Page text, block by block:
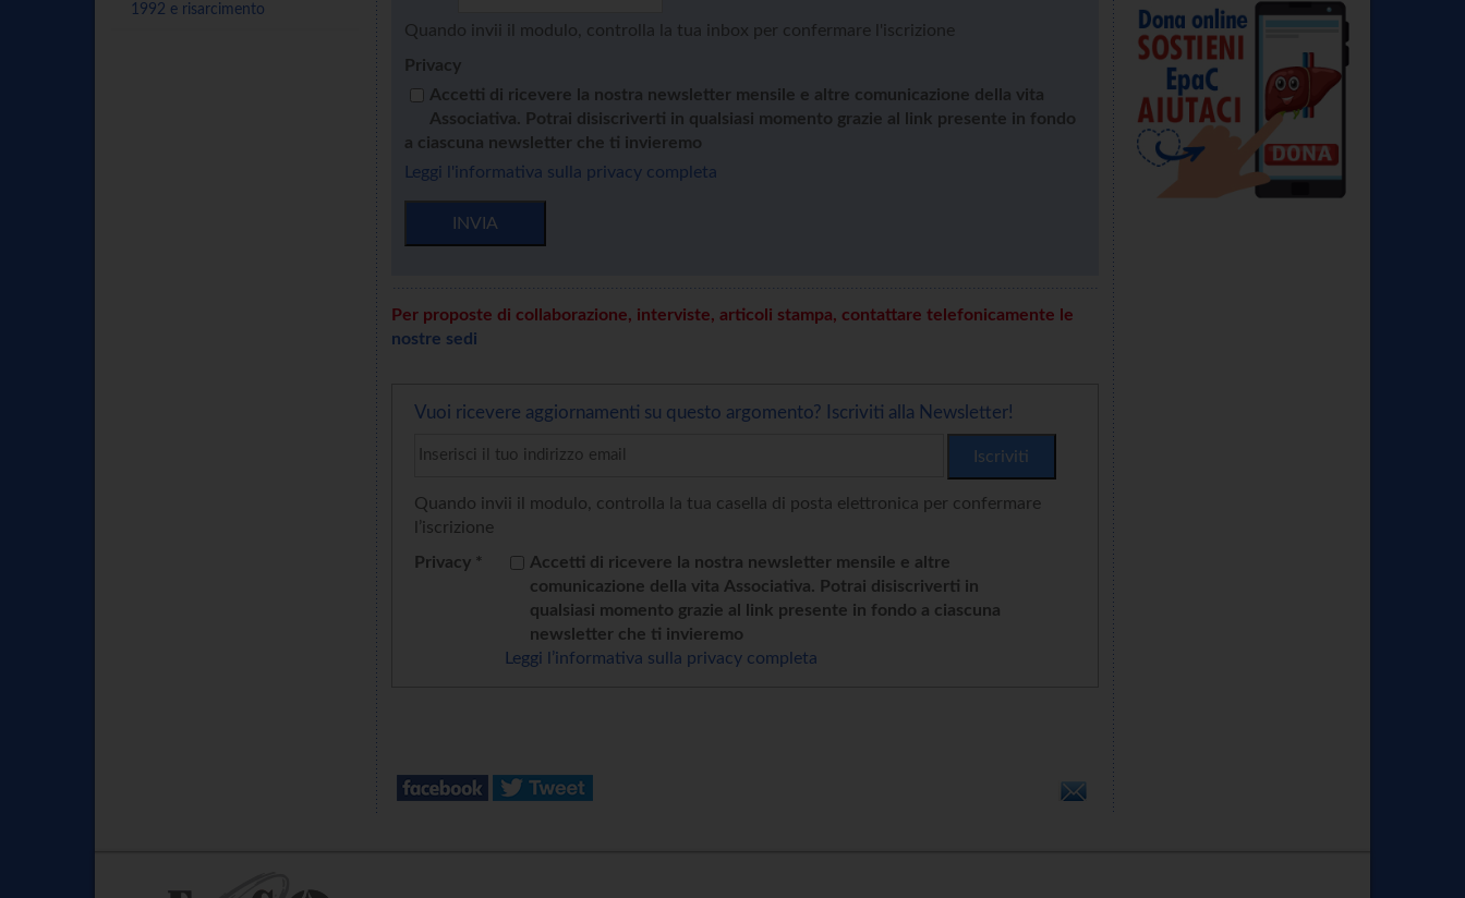
1992 e risarcimento
Quando invii il modulo, controlla la tua inbox per confermare l'iscrizione
Privacy
Accetti di ricevere la nostra newsletter mensile e altre comunicazione della vita
Associativa. Potrai disiscriverti in qualsiasi momento grazie al link presente in fondo
a ciascuna newsletter che ti invieremo
Leggi l'informativa sulla privacy completa
INVIA
Per proposte di collaborazione, interviste, articoli stampa, contattare telefonicamente le
nostre sedi
Vuoi ricevere aggiornamenti su questo argomento? Iscriviti alla Newsletter!
Quando invii il modulo, controlla la tua casella di posta elettronica per confermare
l’iscrizione
Privacy *
Accetti di ricevere la nostra newsletter mensile e altre
comunicazione della vita Associativa. Potrai disiscriverti in
qualsiasi momento grazie al link presente in fondo a ciascuna
newsletter che ti invieremo
Leggi l’informativa sulla privacy completa